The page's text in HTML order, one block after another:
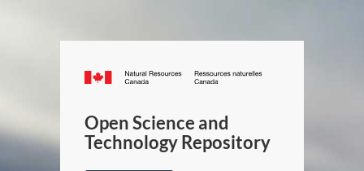
Canada.ca
/
Canada
Open Science and
Technology Repository